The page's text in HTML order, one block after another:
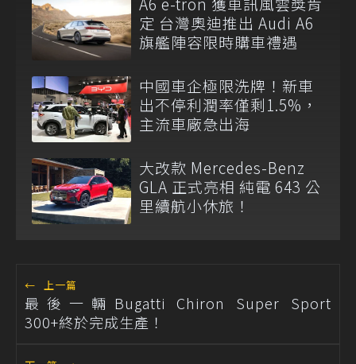
定 台灣奧迪推出 Audi A6
旗艦陣容限時購車禮遇
中國車企極限洗牌！新車
出不停利潤率僅剩1.5%，
主流車廠急出海
大改款 Mercedes-Benz
GLA 正式亮相 純電 643 公
里續航小休旅！
← 上一篇
最後一輛Bugatti Chiron Super Sport
300+終於完成生產！